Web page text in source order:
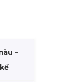
–